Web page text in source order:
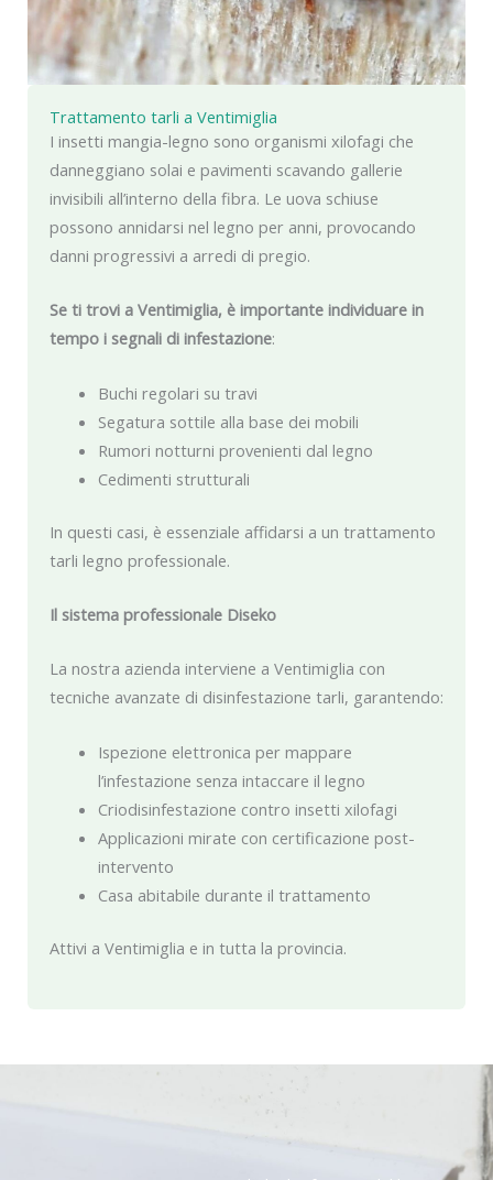
Trattamento tarli a Ventimiglia
I insetti mangia-legno sono organismi xilofagi che
danneggiano solai e pavimenti scavando gallerie
invisibili all’interno della fibra. Le uova schiuse
possono annidarsi nel legno per anni, provocando
danni progressivi a arredi di pregio.
Se ti trovi a Ventimiglia, è importante individuare in
tempo i segnali di infestazione:
Buchi regolari su travi
Segatura sottile alla base dei mobili
Rumori notturni provenienti dal legno
Cedimenti strutturali
In questi casi, è essenziale affidarsi a un trattamento
tarli legno professionale.
Il sistema professionale Diseko
La nostra azienda interviene a Ventimiglia con
tecniche avanzate di disinfestazione tarli, garantendo:
Ispezione elettronica per mappare
l’infestazione senza intaccare il legno
Criodisinfestazione contro insetti xilofagi
Applicazioni mirate con certificazione post-
intervento
Casa abitabile durante il trattamento
Attivi a Ventimiglia e in tutta la provincia.